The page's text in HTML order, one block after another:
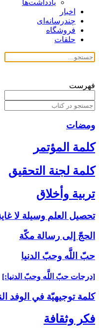
یادداشت‌ها
اخبار
چندرسانه‌ای
فروشگاه
حلقات
فهرست
ومضات
كلمة المؤتمر
كلمة لجنة التحقيق
تربية وأخلاق‏
تحصيل العلم وسيلة لا
الحجّ إلى رسالة مكّة
حبّ اللَّه وحبّ الدنيا
[درجات حبّ اللَّه وحبّ الدنيا:]
كلمة توجيهيّة في الوفد
فكر وثقافة